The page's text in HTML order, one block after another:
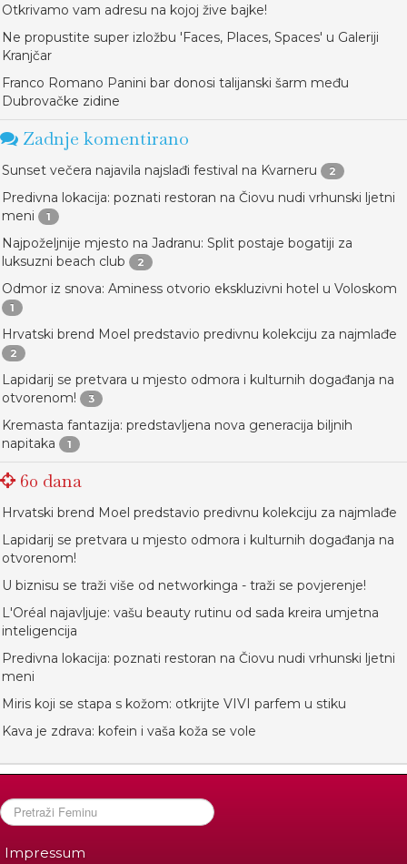
Otkrivamo vam adresu na kojoj žive bajke!
Ne propustite super izložbu 'Faces, Places, Spaces' u Galeriji
Kranjčar
Franco Romano Panini bar donosi talijanski šarm među
Dubrovačke zidine
Zadnje komentirano
Sunset večera najavila najslađi festival na Kvarneru 2
Predivna lokacija: poznati restoran na Čiovu nudi vrhunski ljetni
meni
1
Najpoželjnije mjesto na Jadranu: Split postaje bogatiji za
luksuzni beach club
2
Odmor iz snova: Aminess otvorio ekskluzivni hotel u Voloskom
1
Hrvatski brend Moel predstavio predivnu kolekciju za najmlađe
2
Lapidarij se pretvara u mjesto odmora i kulturnih događanja na
otvorenom!
3
Kremasta fantazija: predstavljena nova generacija biljnih
napitaka
1
60 dana
Hrvatski brend Moel predstavio predivnu kolekciju za najmlađe
Lapidarij se pretvara u mjesto odmora i kulturnih događanja na
otvorenom!
U biznisu se traži više od networkinga - traži se povjerenje!
L'Oréal najavljuje: vašu beauty rutinu od sada kreira umjetna
inteligencija
Predivna lokacija: poznati restoran na Čiovu nudi vrhunski ljetni
meni
Miris koji se stapa s kožom: otkrijte VIVI parfem u stiku
Kava je zdrava: kofein i vaša koža se vole
Impressum